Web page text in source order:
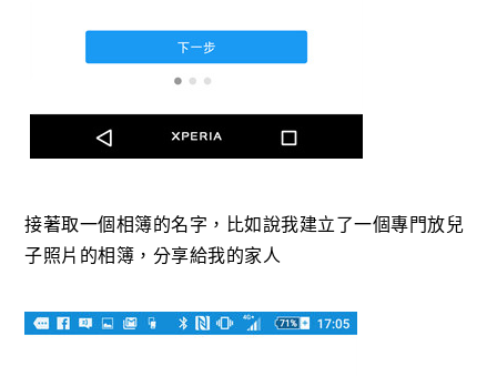
接著取一個相簿的名字，比如說我建立了一個專門放兒
子照片的相簿，分享給我的家人